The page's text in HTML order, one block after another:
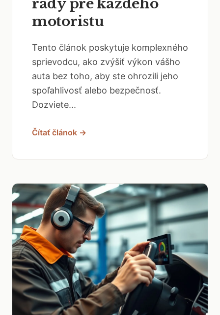
rady pre každého
motoristu
Tento článok poskytuje komplexného
sprievodcu, ako zvýšiť výkon vášho
auta bez toho, aby ste ohrozili jeho
spoľahlivosť alebo bezpečnosť.
Dozviete...
Čítať článok →